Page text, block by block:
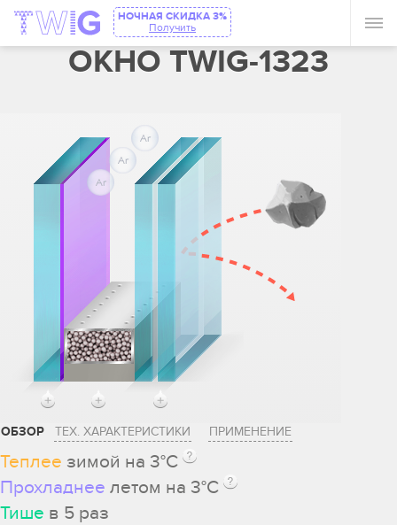
НОЧНАЯ СКИДКА 3%
Получить
ОКНО TWIG-1323
ОБЗОР ТЕХ. ХАРАКТЕРИСТИКИ ПРИМЕНЕНИЕ
Теплее зимой на 3°С
Прохладнее летом на 3°С
Тише в 5 раз